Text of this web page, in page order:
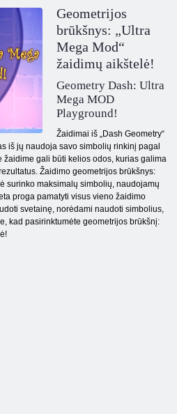
Geometrijos
brūkšnys: „Ultra
Mega Mod“
žaidimų aikštelė!
Geometry Dash: Ultra
Mega MOD
Playground!
Žaidimai iš „Dash Geometry“
iš jų naudoja savo simbolių rinkinį pagal
žaidime gali būti kelios odos, kurias galima
Žaidimo geometrijos brūkšnys:
surinko maksimalų simbolių, naudojamų
proga pamatyti visus vieno žaidimo
svetainę, norėdami naudoti simbolius,
kad pasirinktumėte geometrijos brūkšnį: